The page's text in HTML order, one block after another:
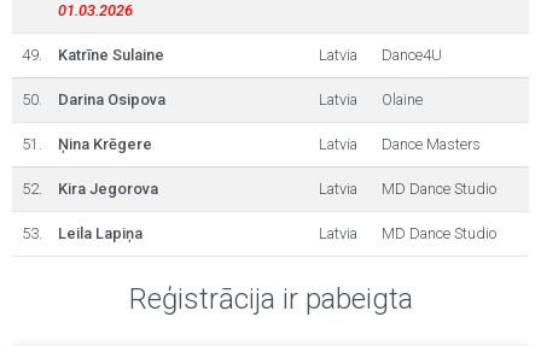
01.03.2026
49. Katrīne Sulaine Latvia Dance4U
50. Darina Osipova Latvia Olaine
51. Ņina Krēgere Latvia Dance Masters
52. Kira Jegorova Latvia MD Dance Studio
53. Leila Lapiņa Latvia MD Dance Studio
Reģistrācija ir pabeigta